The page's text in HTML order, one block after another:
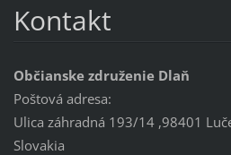
Kontakt
Občianske združenie Dlaň
Poštová adresa:
Ulica záhradná 193/14 ,98401
Slovakia